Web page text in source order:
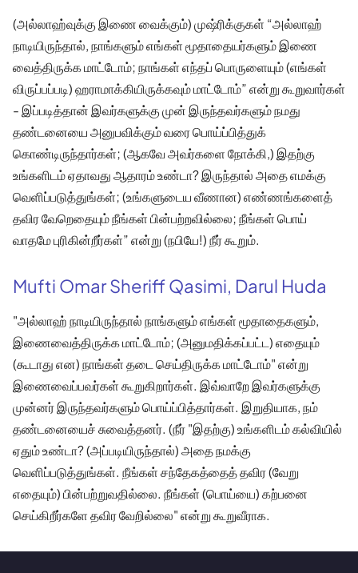
(அல்லாஹ்வுக்கு இணை வைக்கும்) முஷ்ரிக்குகள் “அல்லாஹ்
நாடியிருந்தால், நாங்களும் எங்கள் மூதாதையர்களும் இணை
வைத்திருக்க மாட்டோம்; நாங்கள் எந்தப் பொருளையும் (எங்கள்
விருப்பப்படி) ஹராமாக்கியிருக்கவும் மாட்டோம்” என்று கூறுவார்கள்
- இப்படித்தான் இவர்களுக்கு முன் இருந்தவர்களும் நமது
தண்டனையை அனுபவிக்கும் வரை பொய்ப்பித்துக்
கொண்டிருந்தார்கள்; (ஆகவே அவர்களை நோக்கி,) இதற்கு
உங்களிடம் ஏதாவது ஆதாரம் உண்டா? இருந்தால் அதை எமக்கு
வெளிப்படுத்துங்கள்; (உங்களுடைய வீணான) எண்ணங்களைத்
தவிர வேறெதையும் நீங்கள் பின்பற்றவில்லை; நீங்கள் பொய்
வாதமே புரிகின்றீர்கள்” என்று (நபியே!) நீர் கூறும்.
Mufti Omar Sheriff Qasimi, Darul Huda
"அல்லாஹ் நாடியிருந்தால் நாங்களும் எங்கள் மூதாதைகளும்,
இணைவைத்திருக்க மாட்டோம்; (அனுமதிக்கப்பட்ட) எதையும்
(கூடாது என) நாங்கள் தடை செய்திருக்க மாட்டோம்" என்று
இணைவைப்பவர்கள் கூறுகிறார்கள். இவ்வாறே இவர்களுக்கு
முன்னர் இருந்தவர்களும் பொய்ப்பித்தார்கள். இறுதியாக, நம்
தண்டனையைச் சுவைத்தனர். (நீர் "இதற்கு) உங்களிடம் கல்வியில்
ஏதும் உண்டா? (அப்படியிருந்தால்) அதை நமக்கு
வெளிப்படுத்துங்கள். நீங்கள் சந்தேகத்தைத் தவிர (வேறு
எதையும்) பின்பற்றுவதில்லை. நீங்கள் (பொய்யை) கற்பனை
செய்கிறீர்களே தவிர வேறில்லை" என்று கூறுவீராக.